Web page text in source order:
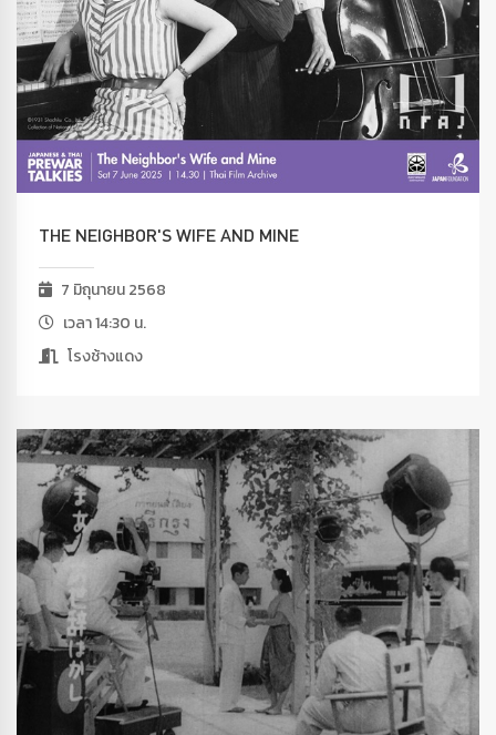
THE NEIGHBOR'S WIFE AND MINE
7 มิถุนายน 2568
เวลา 14:30 น.
โรงช้างแดง